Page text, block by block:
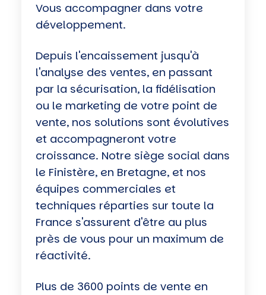
Vous accompagner dans votre
développement.
Depuis l'encaissement jusqu'à
l'analyse des ventes, en passant
par la sécurisation, la fidélisation
ou le marketing de votre point de
vente, nos solutions sont évolutives
et accompagneront votre
croissance. Notre siège social dans
le Finistère, en Bretagne, et nos
équipes commerciales et
techniques réparties sur toute la
France s'assurent d'être au plus
près de vous pour un maximum de
réactivité.
Plus de 3600 points de vente en